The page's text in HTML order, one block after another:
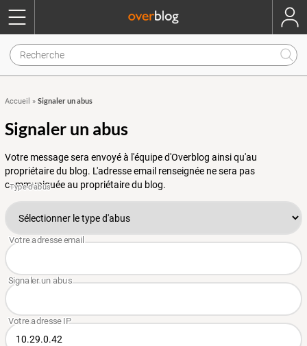
Accueil » Signaler un abus
Signaler un abus
Votre message sera envoyé à l'équipe d'Overblog ainsi qu'au
propriétaire du blog. L'adresse email renseignée ne sera pas
communiquée au propriétaire du blog.